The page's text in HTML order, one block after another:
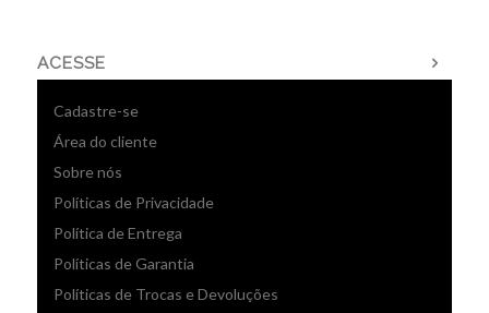
ACESSE
Cadastre-se
Área do cliente
Sobre nós
Políticas de Privacidade
Política de Entrega
Políticas de Garantia
Políticas de Trocas e Devoluções